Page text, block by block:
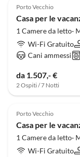
Porto Vecchio
Casa per le
1 Camere da letto·
Wi-Fi Gratuito
Cani ammessi
da 1.507,- €
2 Ospiti / 7 Notti
Porto Vecchio
Casa per le
1 Camere da letto·
Wi-Fi Gratuito